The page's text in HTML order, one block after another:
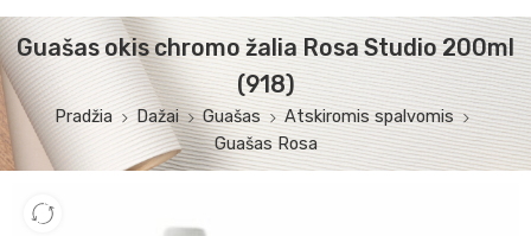
Guašas okis chromo žalia Rosa Studio 200ml
(918)
Pradžia Dažai Guašas
Atskiromis spalvomis
Guašas Rosa